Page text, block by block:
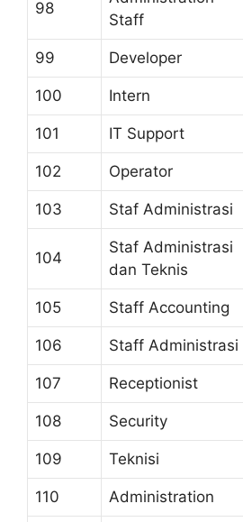
98
Staff
99 Developer
100 Intern
101 IT Support
102 Operator
103 Staf Administrasi
104
Staf Administrasi
dan Teknis
105 Staff Accounting
106 Staff Administrasi
107 Receptionist
108 Security
109 Teknisi
110 Administration